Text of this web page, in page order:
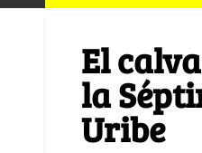
El
la
Uribe